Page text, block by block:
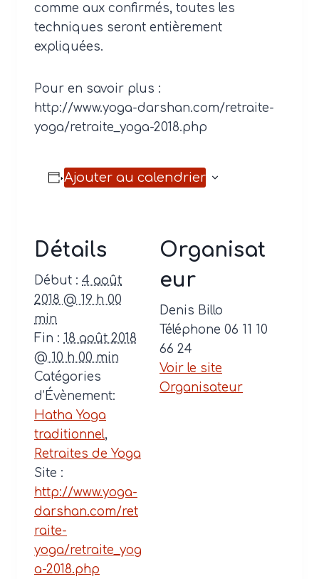
comme aux confirmés, toutes les
techniques seront entièrement
expliquées.
Pour en savoir plus :
http://www.yoga-darshan.com/retraite-
yoga/retraite_yoga-2018.php
Ajouter au calendrier
Détails
Début : 4 août
2018 @ 19 h 00
min
Fin : 18 août 2018
@ 10 h 00 min
Catégories
d’Évènement:
Hatha Yoga
traditionnel,
Retraites de Yoga
Site :
http://www.yoga-
darshan.com/ret
raite-
yoga/retraite_yog
a-2018.php
Organisat
eur
Denis Billo
Téléphone 06 11 10
66 24
Voir le site
Organisateur